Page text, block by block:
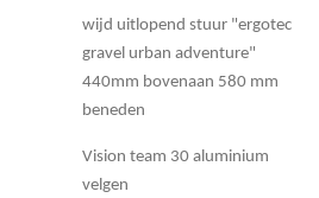
wijd uitlopend stuur "ergotec
gravel urban adventure"
440mm bovenaan 580 mm
beneden
Vision team 30 aluminium
velgen